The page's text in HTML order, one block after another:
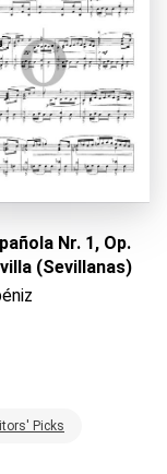
Nr. 1, Op.
(Sevillanas)
Picks